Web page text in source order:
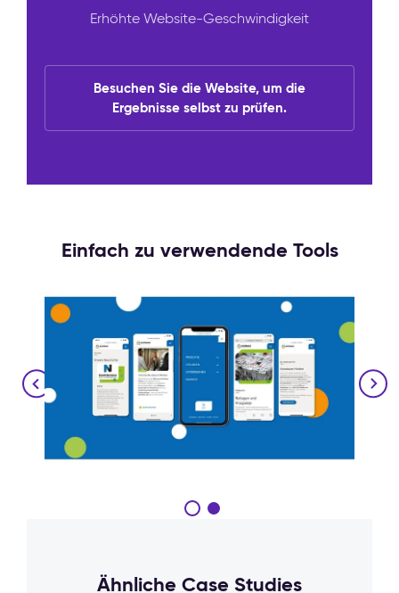
Erhöhte Website-Geschwindigkeit
Besuchen Sie die Website, um die
Ergebnisse selbst zu prüfen.
Einfach zu verwendende Tools
Ähnliche Case Studies